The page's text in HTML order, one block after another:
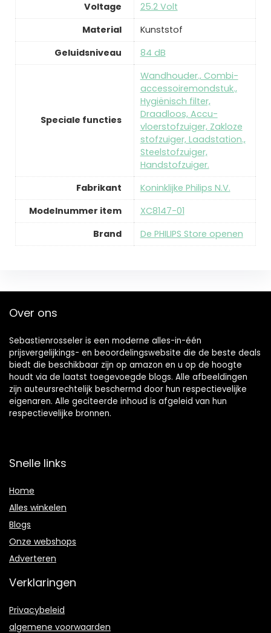
Voltage
‎25.2 Volt
Material
‎Kunststof
Geluidsniveau
‎84 dB
Speciale functies
‎Wandhouder., Combi-
accessoiremondstuk.,
Hygiënisch filter,
Draadloos, Accu-
vloerstofzuiger, Zakloze
stofzuiger, Laadstation.,
Steelstofzuiger,
Handstofzuiger.
Fabrikant
‎Koninklijke Philips N.V.
Modelnummer item
‎XC8147-01
Brand
De PHILIPS Store openen
Over ons
Sebastienrosseler is een moderne alles-in-één
prijsvergelijkings- en beoordelingswebsite die de beste deals
biedt die beschikbaar zijn op amazon en u op de hoogte
houdt via de laatst toegevoegde blogs. Alle afbeeldingen
zijn auteursrechtelijk beschermd door hun respectievelijke
eigenaren. Alle geciteerde inhoud is afgeleid van hun
respectievelijke bronnen.
Snelle links
Home
Alles winkelen
Blogs
Onze webshops
Adverteren
Verklaringen
Privacybeleid
algemene voorwaarden